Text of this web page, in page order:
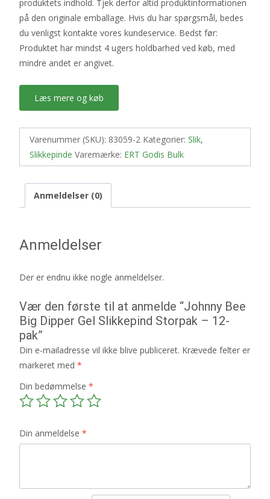
produktets indhold. Tjek derfor altid produktinformationen
på den originale emballage. Hvis du har spørgsmål, bedes
du venligst kontakte vores kundeservice. Bedst før:
Produktet har mindst 4 ugers holdbarhed ved køb, med
mindre andet er angivet.
Læs mere og køb
Varenummer (SKU): 83059-2 Kategorier: Slik,
Slikkepinde Varemærke: ERT Godis Bulk
Anmeldelser (0)
Anmeldelser
Der er endnu ikke nogle anmeldelser.
Vær den første til at anmelde “Johnny Bee
Big Dipper Gel Slikkepind Storpak – 12-
pak”
Din e-mailadresse vil ikke blive publiceret. Krævede felter er
markeret med *
Din bedømmelse *
Din anmeldelse *